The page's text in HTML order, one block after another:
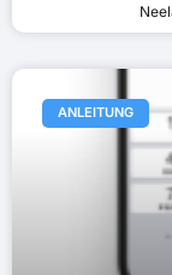
ANLEITUNG